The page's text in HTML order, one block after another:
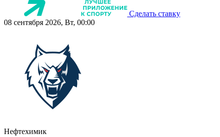
Сделать ставку
08 сентября 2026, Вт, 00:00
Нефтехимик